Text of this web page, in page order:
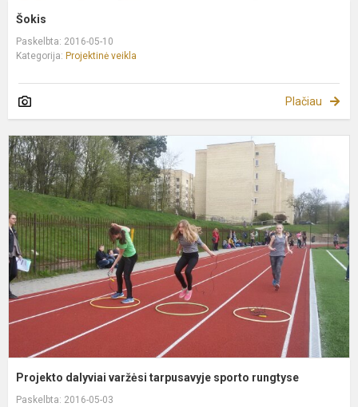
Šokis
Paskelbta: 2016-05-10
Kategorija: Projektinė veikla
Plačiau
Projekto dalyviai varžėsi tarpusavyje sporto rungtyse
Paskelbta: 2016-05-03